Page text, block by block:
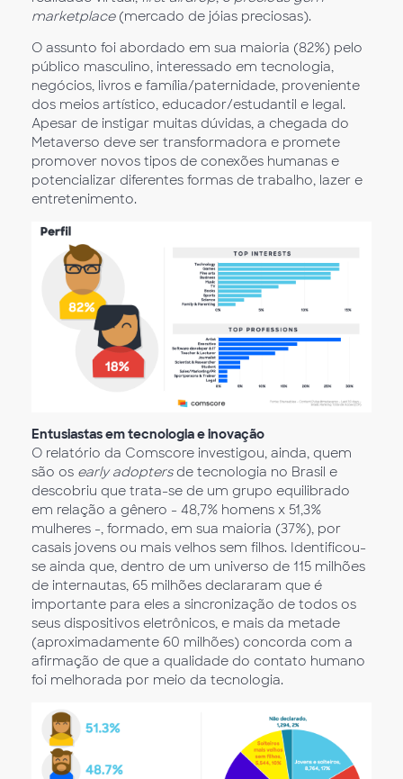
marketplace(mercado de jóias preciosas).
O assunto foi abordado em sua maioria (82%) pelo
público masculino, interessado em tecnologia,
negócios, livros e família/paternidade, proveniente
dos meios artístico, educador/estudantil e legal.
Apesar de instigar muitas dúvidas, a chegada do
Metaverso deve ser transformadora e promete
promover novos tipos de conexões humanas e
potencializar diferentes formas de trabalho, lazer e
entretenimento.
Entusiastas em tecnologia e inovação
O relatório da Comscore investigou, ainda, quem
são os early adoptersde tecnologia no Brasil e
descobriu que trata-se de um grupo equilibrado
em relação a gênero - 48,7% homens x 51,3%
mulheres -, formado, em sua maioria (37%), por
casais jovens ou mais velhos sem filhos. Identificou-
se ainda que, dentro de um universo de 115 milhões
de internautas, 65 milhões declararam que é
importante para eles a sincronização de todos os
seus dispositivos eletrônicos, e mais da metade
(aproximadamente 60 milhões) concorda com a
afirmação de que a qualidade do contato humano
foi melhorada por meio da tecnologia.